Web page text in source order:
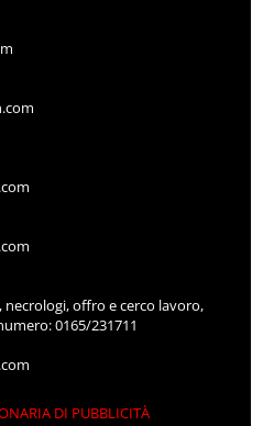
offro e cerco lavoro,
0165/231711
DI PUBBLICITÀ